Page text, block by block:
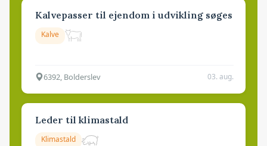
Kalvepasser til ejendom i udvikling søges
Kalve
6392, Bolderslev 03. aug.
Leder til klimastald
Klimastald